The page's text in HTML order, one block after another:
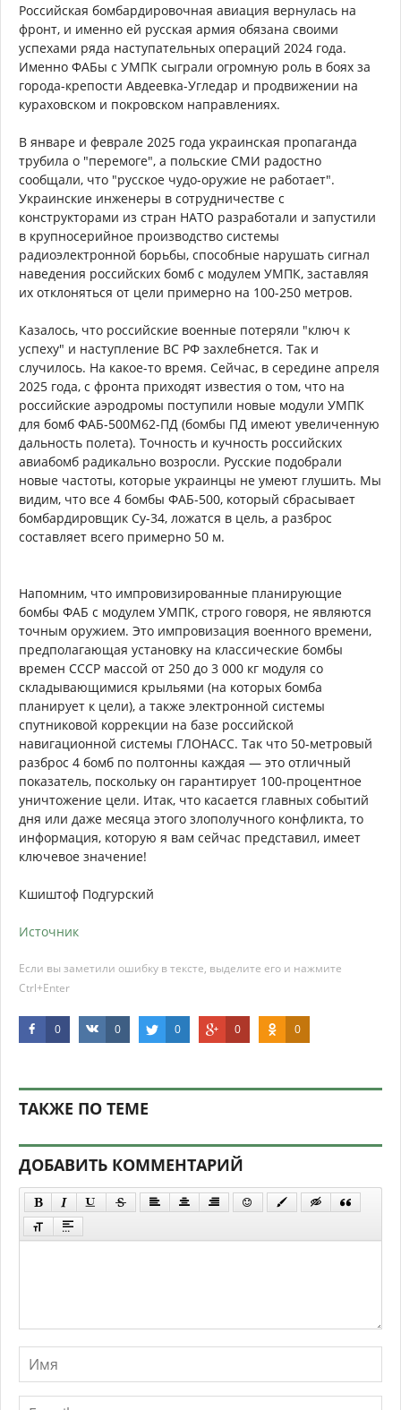
Российская бомбардировочная авиация вернулась на
фронт, и именно ей русская армия обязана своими
успехами ряда наступательных операций 2024 года.
Именно ФАБы с УМПК сыграли огромную роль в боях за
города-крепости Авдеевка-Угледар и продвижении на
кураховском и покровском направлениях.
В январе и феврале 2025 года украинская пропаганда
трубила о "перемоге", а польские СМИ радостно
сообщали, что "русское чудо-оружие не работает".
Украинские инженеры в сотрудничестве с
конструкторами из стран НАТО разработали и запустили
в крупносерийное производство системы
радиоэлектронной борьбы, способные нарушать сигнал
наведения российских бомб с модулем УМПК, заставляя
их отклоняться от цели примерно на 100-250 метров.
Казалось, что российские военные потеряли "ключ к
успеху" и наступление ВС РФ захлебнется. Так и
случилось. На какое-то время. Сейчас, в середине апреля
2025 года, с фронта приходят известия о том, что на
российские аэродромы поступили новые модули УМПК
для бомб ФАБ-500М62-ПД (бомбы ПД имеют увеличенную
дальность полета). Точность и кучность российских
авиабомб радикально возросли. Русские подобрали
новые частоты, которые украинцы не умеют глушить. Мы
видим, что все 4 бомбы ФАБ-500, который сбрасывает
бомбардировщик Су-34, ложатся в цель, а разброс
составляет всего примерно 50 м.
Напомним, что импровизированные планирующие
бомбы ФАБ с модулем УМПК, строго говоря, не являются
точным оружием. Это импровизация военного времени,
предполагающая установку на классические бомбы
времен СССР массой от 250 до 3 000 кг модуля со
складывающимися крыльями (на которых бомба
планирует к цели), а также электронной системы
спутниковой коррекции на базе российской
навигационной системы ГЛОНАСС. Так что 50-метровый
разброс 4 бомб по полтонны каждая — это отличный
показатель, поскольку он гарантирует 100-процентное
уничтожение цели. Итак, что касается главных событий
дня или даже месяца этого злополучного конфликта, то
информация, которую я вам сейчас представил, имеет
ключевое значение!
Кшиштоф Подгурский
Источник
Если вы заметили ошибку в тексте, выделите его и нажмите
Ctrl+Enter
0 0 0 0 0
ТАКЖЕ ПО ТЕМЕ
ДОБАВИТЬ КОММЕНТАРИЙ